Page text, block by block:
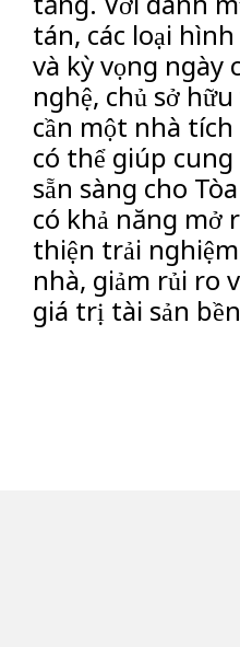
tán, các loại
và kỳ vọng ngày
nghệ, chủ sở
cần một nhà
có thể giúp cung
sẵn sàng cho
có khả năng mở
thiện trải
nhà, giảm rủi ro
giá trị tài sản